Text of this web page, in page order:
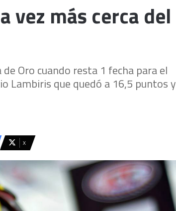
vez más cerca del
Oro cuando resta 1 fecha para el
Lambiris que quedó a 16,5 puntos y
X